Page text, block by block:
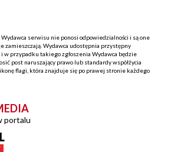
serwisu nie ponosi odpowiedzialności i są one
zamieszczają. Wydawca udostępnia przystępny
w przypadku takiego zgłoszenia Wydawca będzie
post naruszający prawo lub standardy współżycia
flagi, która znajduje się po prawej stronie każdego
portalu